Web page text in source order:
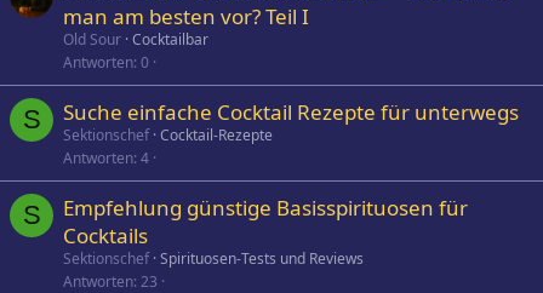
man am besten vor? Teil I
Old Sour Cocktailbar
Antworten 0
S Suche einfache Cocktail Rezepte für unterwegs
Sektionschef Cocktail-Rezepte
Antworten 4
S
Empfehlung günstige Basisspirituosen für
Cocktails
Sektionschef Spirituosen-Tests und Reviews
Antworten 23